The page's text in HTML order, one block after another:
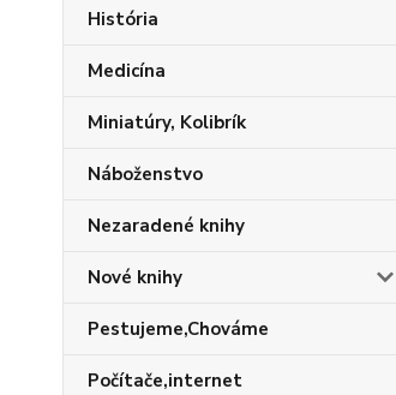
História
Medicína
Miniatúry, Kolibrík
Náboženstvo
Nezaradené knihy
Nové knihy
Pestujeme,Chováme
Počítače,internet